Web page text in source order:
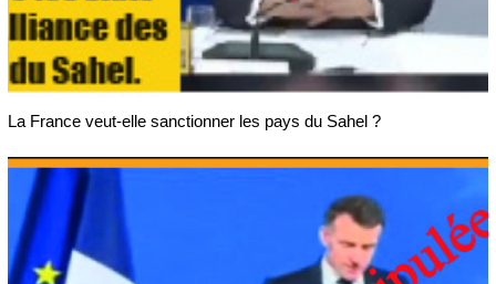
La France veut-elle sanctionner les pays du Sahel ?